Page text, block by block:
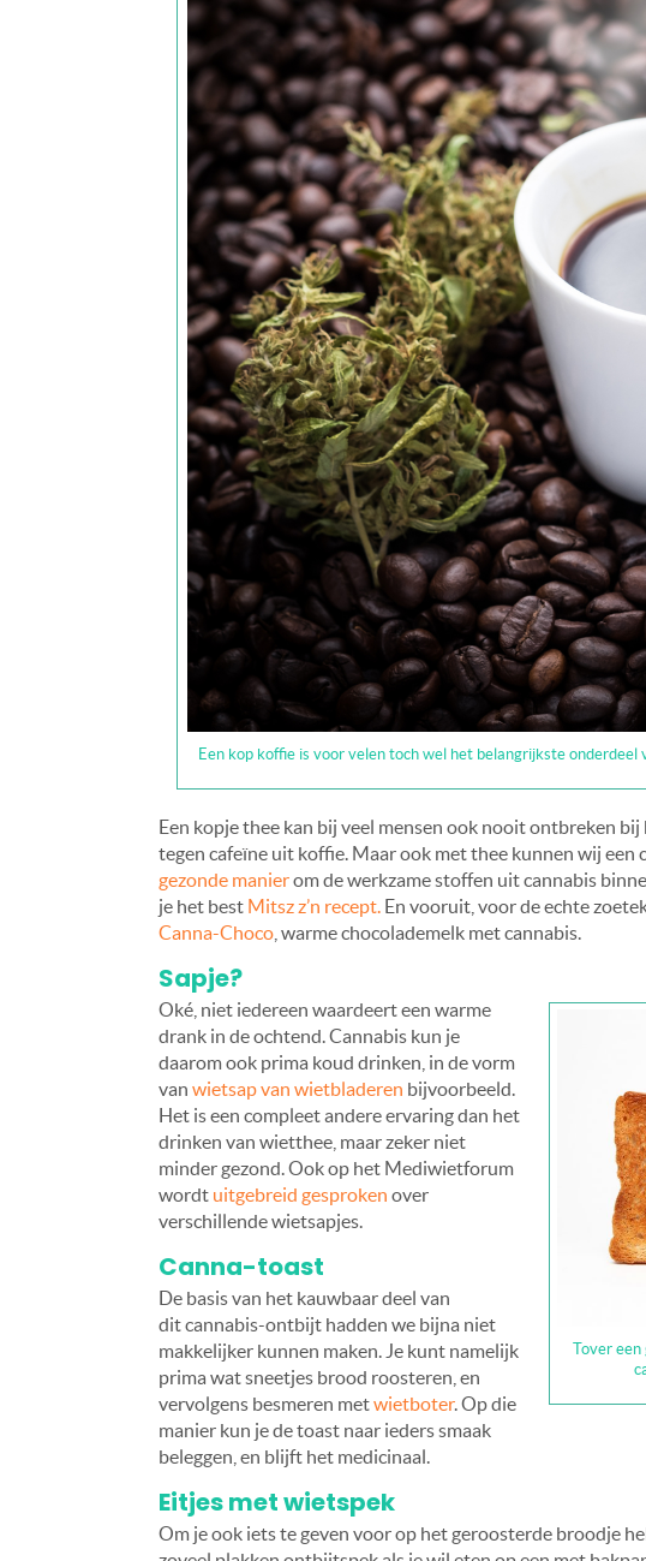
Een kop koffie is voor velen toch wel het belangrijkste
Een kopje thee kan bij veel mensen ook nooit ontbreken
tegen cafeïne uit koffie. Maar ook met thee kunnen wij
gezonde manierom de werkzame stoffen uit cannabis
je het best Mitsz z’n recept. En vooruit, voor de echte
Canna-Choco , warme chocolademelk met cannabis.
Sapje?
Tover een
Oké, niet iedereen waardeert een warme
drank in de ochtend. Cannabis kun je
daarom ook prima koud drinken, in de vorm
van wietsap van wietbladeren bijvoorbeeld.
Het is een compleet andere ervaring dan het
drinken van wietthee, maar zeker niet
minder gezond. Ook op het Mediwietforum
wordt uitgebreid gesproken over
verschillende wietsapjes.
Canna-toast
De basis van het kauwbaar deel van
dit cannabis-ontbijt hadden we bijna niet
makkelijker kunnen maken. Je kunt namelijk
prima wat sneetjes brood roosteren, en
vervolgens besmeren metwietboter. Op die
manier kun je de toast naar ieders smaak
beleggen, en blijft het medicinaal.
Eitjes met wietspek
Om je ook iets te geven voor op het geroosterde broodje